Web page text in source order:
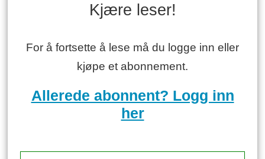
Kjære leser!
For å fortsette å lese må du logge inn eller
kjøpe et abonnement.
Allerede abonnent? Logg inn
her